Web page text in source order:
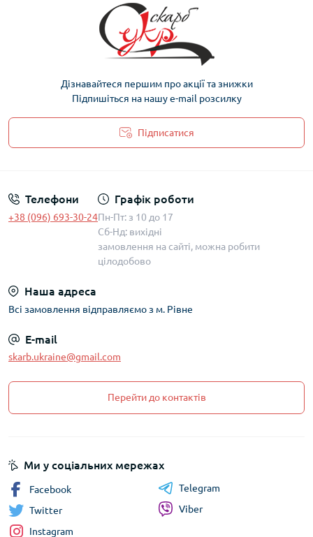
Дізнавайтеся першим про акції та знижки
Підпишіться на нашу e-mail розсилку
Підписатися
Телефони
+38 (096) 693-30-24
Графік роботи
Пн-Пт: з 10 до 17
Сб-Нд: вихідні
замовлення на сайті, можна робити
цілодобово
Наша адреса
Всі замовлення відправляємо з м. Рівне
E-mail
skarb.ukraine@gmail.com
Перейти до контактів
Ми у соціальних мережах
Facebook
Twitter
Instagram
Telegram
Viber